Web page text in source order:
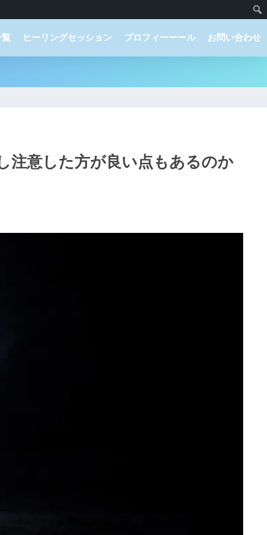
覧 ヒーリングセッション プロフィーーール お問い合わせ
注意した方が良い点もあるのか